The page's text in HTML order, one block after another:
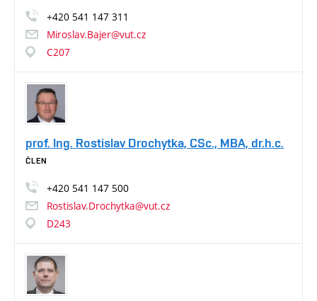
+420 541 147 311
Miroslav.Bajer@vut.cz
C207
prof. Ing. Rostislav Drochytka, CSc., MBA, dr.h.c.
ČLEN
+420 541 147 500
Rostislav.Drochytka@vut.cz
D243